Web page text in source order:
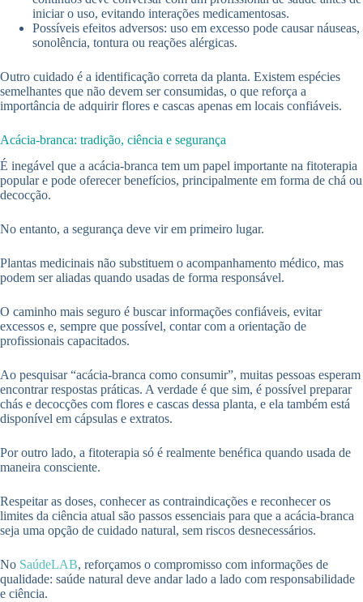
iniciar o uso, evitando interações medicamentosas.
Possíveis efeitos adversos: uso em excesso pode causar náuseas,
sonolência, tontura ou reações alérgicas.
Outro cuidado é a identificação correta da planta. Existem espécies
semelhantes que não devem ser consumidas, o que reforça a
importância de adquirir flores e cascas apenas em locais confiáveis.
Acácia-branca: tradição, ciência e segurança
É inegável que a acácia-branca tem um papel importante na fitoterapia
popular e pode oferecer benefícios, principalmente em forma de chá ou
decocção.
No entanto, a segurança deve vir em primeiro lugar.
Plantas medicinais não substituem o acompanhamento médico, mas
podem ser aliadas quando usadas de forma responsável.
O caminho mais seguro é buscar informações confiáveis, evitar
excessos e, sempre que possível, contar com a orientação de
profissionais capacitados.
Ao pesquisar “acácia-branca como consumir”, muitas pessoas esperam
encontrar respostas práticas. A verdade é que sim, é possível preparar
chás e decocções com flores e cascas dessa planta, e ela também está
disponível em cápsulas e extratos.
Por outro lado, a fitoterapia só é realmente benéfica quando usada de
maneira consciente.
Respeitar as doses, conhecer as contraindicações e reconhecer os
limites da ciência atual são passos essenciais para que a acácia-branca
seja uma opção de cuidado natural, sem riscos desnecessários.
No SaúdeLAB, reforçamos o compromisso com informações de
qualidade: saúde natural deve andar lado a lado com responsabilidade
e ciência.